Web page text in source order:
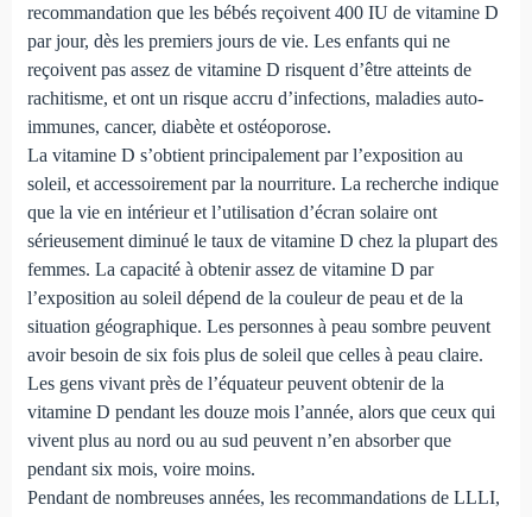
recommandation que les bébés reçoivent 400 IU de vitamine D
par jour, dès les premiers jours de vie. Les enfants qui ne
reçoivent pas assez de vitamine D risquent d’être atteints de
rachitisme, et ont un risque accru d’infections, maladies auto-
immunes, cancer, diabète et ostéoporose.
La vitamine D s’obtient principalement par l’exposition au
soleil, et accessoirement par la nourriture. La recherche indique
que la vie en intérieur et l’utilisation d’écran solaire ont
sérieusement diminué le taux de vitamine D chez la plupart des
femmes. La capacité à obtenir assez de vitamine D par
l’exposition au soleil dépend de la couleur de peau et de la
situation géographique. Les personnes à peau sombre peuvent
avoir besoin de six fois plus de soleil que celles à peau claire.
Les gens vivant près de l’équateur peuvent obtenir de la
vitamine D pendant les douze mois l’année, alors que ceux qui
vivent plus au nord ou au sud peuvent n’en absorber que
pendant six mois, voire moins.
Pendant de nombreuses années, les recommandations de LLLI,